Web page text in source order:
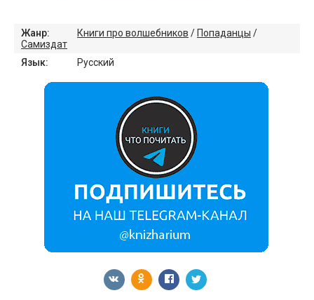
Жанр: Книги про волшебников / Попаданцы /
Самиздат
Язык:
Русский